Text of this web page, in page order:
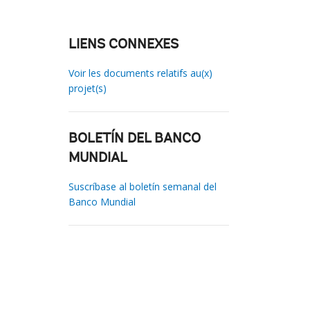
LIENS CONNEXES
Voir les documents relatifs au(x)
projet(s)
BOLETÍN DEL BANCO
MUNDIAL
Suscríbase al boletín semanal del
Banco Mundial